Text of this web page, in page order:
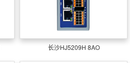
长沙HJ5209H 8AO